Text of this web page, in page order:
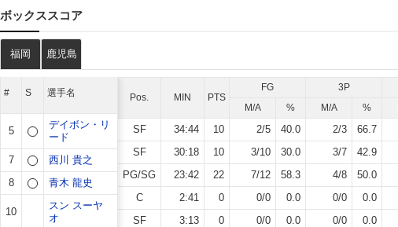
ボックススコア
福岡 鹿児島
# S 選手名
5
デイボン・リ
ード
7
西川 貴之
8
青木 龍史
10
スン スーヤ
オ
Pos. MIN PTS
FG 3P
M/A
% M/A %
SF 34:44 10 2/5 40.0 2/3 66.7
SF
30:18 10 3/10 30.0 3/7 42.9
PG/SG
23:42 22 7/12 58.3 4/8 50.0
C
2:41 0 0/0 0.0 0/0 0.0
SF
3:13 0 0/0 0.0 0/0 0.0